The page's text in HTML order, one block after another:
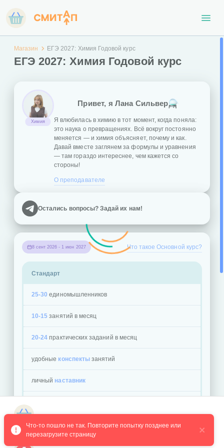
Магазин ЕГЭ 2027: Химия Годовой курс
ЕГЭ 2027: Химия Годовой курс
Химия
Привет, я Лана Сильвер
Я влюбилась в химию в тот момент, когда поняла:
это наука о превращениях. Всё вокруг постоянно
меняется — и химия объясняет, почему и как.
Давай вместе заглянем за формулы и уравнения
— там гораздо интереснее, чем кажется со
стороны!
О преподавателе
Остались вопросы? Задай их нам!
8 сент 2026 - 1 июн 2027 Что такое Основной курс?
Стандарт
25-30 единомышленников
10-15 занятий в месяц
20-24практических заданий в месяц
удобные конспекты занятий
личный наставник
игровойформат обучения
Стандарт от
Что-то пошло не так. Повторите попытку позднее или
перезагрузите страницу